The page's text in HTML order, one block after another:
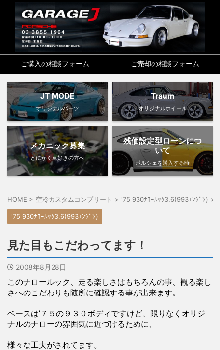
ご購入の相談フォーム ご売却の相談フォーム
JT MODE
オリジナルパーツ
Traum
オリジナルホイール
メカニック募集
とにかく車好きの方へ
残価設定型ローンにつ
いて
ポルシェを購入する時
HOME > 空冷カスタムコンプリート > '75 930ﾅﾛｰﾙｯｸ3.6(993ｴﾝｼﾞﾝ) >
'75 930ﾅﾛｰﾙｯｸ3.6(993ｴﾝｼﾞﾝ)
見た目もこだわってます！
2008年8月28日
このナロールック、走る楽しさはもちろんの事、観る楽し
さへのこだわりも随所に確認する事が出来ます。
ベースは’７５の９３０ボディですけど、限りなくオリジ
ナルのナローの雰囲気に近づけるために、
様々な工夫がされてます。